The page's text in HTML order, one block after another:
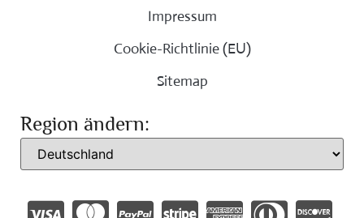
Impressum
Cookie-Richtlinie (EU)
Sitemap
Region ändern: